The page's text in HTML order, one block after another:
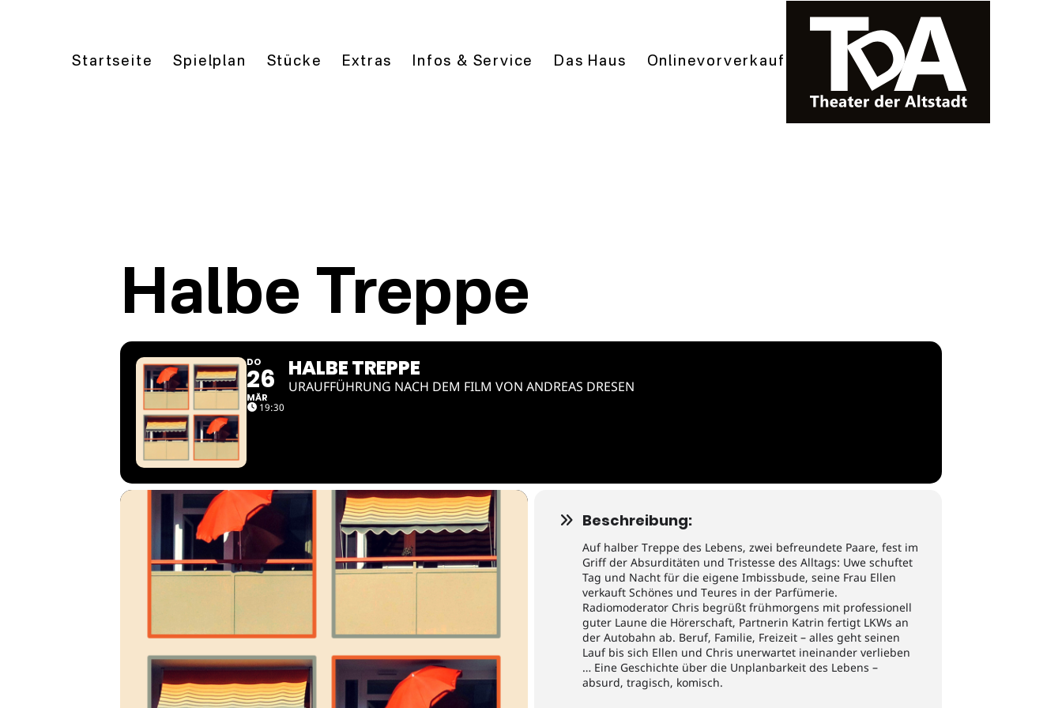
Startseite Spielplan Stücke Extras Infos & Service Das Haus Onlinevorverkauf
Halbe Treppe
DO
26
MÄR
19:30
HALBE TREPPE
URAUFFÜHRUNG NACH DEM FILM VON ANDREAS DRESEN
Beschreibung:
Auf halber Treppe des Lebens, zwei befreundete Paare, fest im
Griff der Absurditäten und Tristesse des Alltags: Uwe schuftet
Tag und Nacht für die eigene Imbissbude, seine Frau Ellen
verkauft Schönes und Teures in der Parfümerie.
Radiomoderator Chris begrüßt frühmorgens mit professionell
guter Laune die Hörerschaft, Partnerin Katrin fertigt LKWs an
der Autobahn ab. Beruf, Familie, Freizeit – alles geht seinen
Lauf bis sich Ellen und Chris unerwartet ineinander verlieben
… Eine Geschichte über die Unplanbarkeit des Lebens –
absurd, tragisch, komisch.